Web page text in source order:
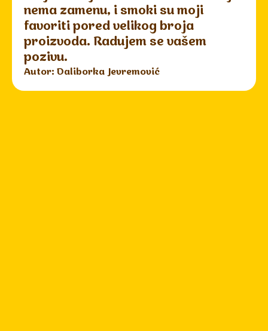
nema zamenu, i smoki su moji
favoriti pored velikog broja
proizvoda. Radujem se vašem
pozivu.
Autor: Daliborka Jevremović